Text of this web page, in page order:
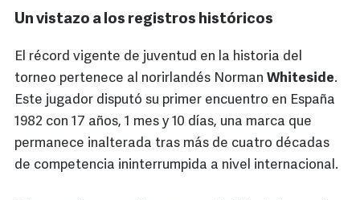
Un vistazo a los registros históricos
El récord vigente de juventud en la historia del
torneo pertenece al norirlandés Norman Whiteside.
Este jugador disputó su primer encuentro en España
1982 con 17 años, 1 mes y 10 días, una marca que
permanece inalterada tras más de cuatro décadas
de competencia ininterrumpida a nivel internacional.